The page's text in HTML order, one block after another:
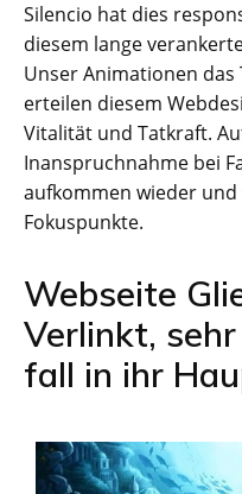
Silencio hat dies
diesem lange
Unser Animationen
erteilen diesem
Vitalität und Tatkraft.
Inanspruchnahme bei
aufkommen wieder
Fokuspunkte.
Webseite
Verlinkt,
fall in ihr